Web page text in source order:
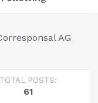
AG
TOTAL POSTS:
61